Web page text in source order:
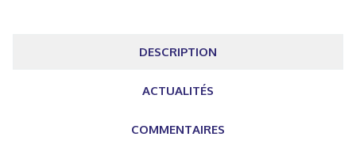
DESCRIPTION
ACTUALITÉS
COMMENTAIRES